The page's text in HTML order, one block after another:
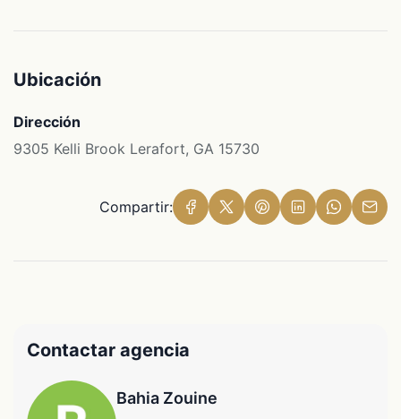
Ubicación
Dirección
9305 Kelli Brook Lerafort, GA 15730
Compartir:
Contactar agencia
Bahia Zouine